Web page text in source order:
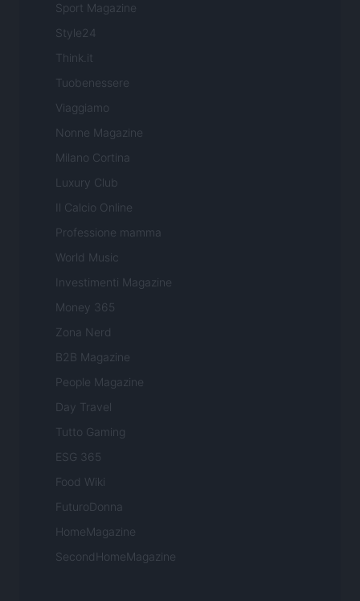
Sport Magazine
Style24
Think.it
Tuobenessere
Viaggiamo
Nonne Magazine
Milano Cortina
Luxury Club
Il Calcio Online
Professione mamma
World Music
Investimenti Magazine
Money 365
Zona Nerd
B2B Magazine
People Magazine
Day Travel
Tutto Gaming
ESG 365
Food Wiki
FuturoDonna
HomeMagazine
SecondHomeMagazine